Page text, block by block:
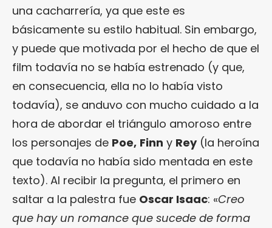
una cacharrería, ya que este es
básicamente su estilo habitual. Sin embargo,
y puede que motivada por el hecho de que el
film todavía no se había estrenado (y que,
en consecuencia, ella no lo había visto
todavía), se anduvo con mucho cuidado a la
hora de abordar el triángulo amoroso entre
los personajes de Poe, Finn y Rey(la heroína
que todavía no había sido mentada en este
texto). Al recibir la pregunta, el primero en
saltar a la palestra fue Oscar Isaac: «Creo
que hay un romance que sucede de forma